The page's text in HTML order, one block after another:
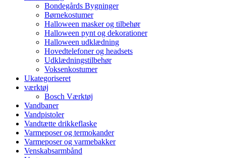
Bondegårds Bygninger
Børnekostumer
Halloween masker og tilbehør
Halloween pynt og dekorationer
Halloween udklædning
Hovedtelefoner og headsets
Udklædningstilbehør
Voksenkostumer
Ukategoriseret
værktøj
Bosch Værktøj
Vandbaner
Vandpistoler
Vandtætte drikkeflaske
Varmeposer og termokander
Varmeposer og varmebakker
Venskabsarmbånd